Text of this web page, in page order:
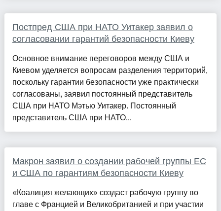
Постпред США при НАТО Уитакер заявил о
согласовании гарантий безопасности Киеву
Основное внимание переговоров между США и
Киевом уделяется вопросам разделения территорий,
поскольку гарантии безопасности уже практически
согласованы, заявил постоянный представитель
США при НАТО Мэтью Уитакер. Постоянный
представитель США при НАТО...
Макрон заявил о создании рабочей группы ЕС
и США по гарантиям безопасности Киеву
«Коалиция желающих» создаст рабочую группу во
главе с Францией и Великобританией и при участии